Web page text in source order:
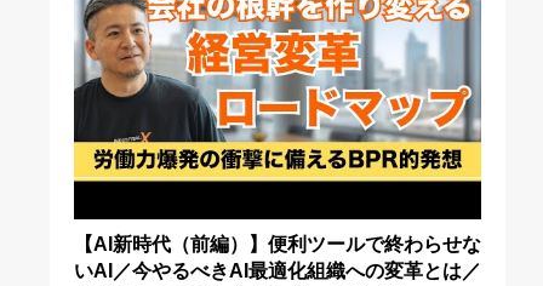
【AI新時代（前編）】便利ツールで終わらせな
いAI／今やるべきAI最適化組織への変革とは／